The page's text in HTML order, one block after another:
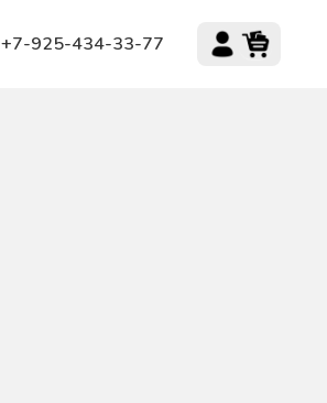
+7-925-434-33-77